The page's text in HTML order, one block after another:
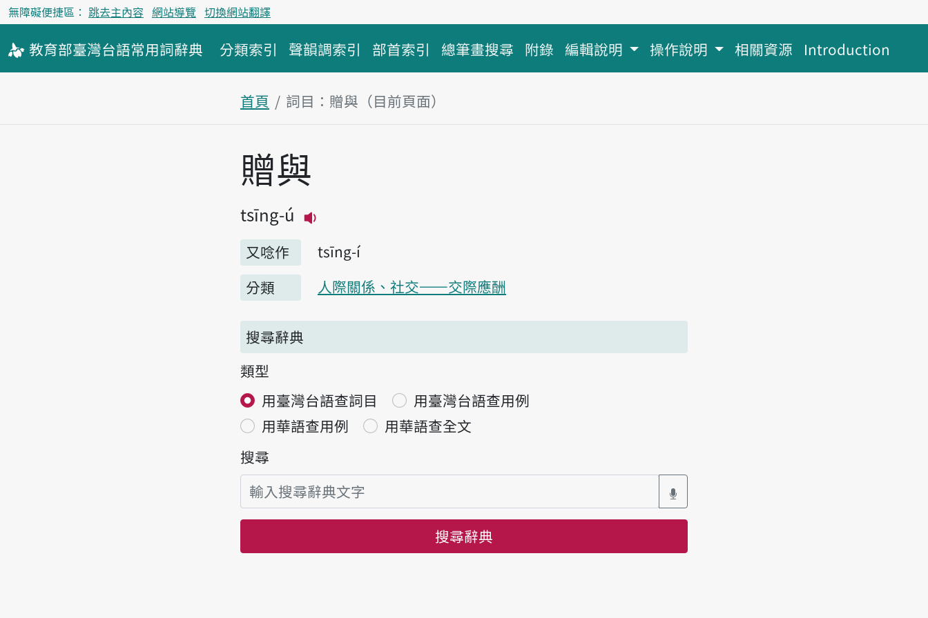
無障礙便捷區： 跳去主內容 網站導覽 切換網站翻譯
教育部臺灣台語常用詞辭典 分類索引 聲韻調索引 部首索引 總筆畫搜尋 附錄 編輯說明 操作說明 相關資源 Introduction
首頁 詞目：贈與（目前頁面）
主內容區塊
贈與
tsīng-ú
又唸作
tsīng-í
分類
人際關係、社交——交際應酬
搜尋辭典
類型
用臺灣台語查詞目
用臺灣台語查用例
用華語查用例
用華語查全文
搜尋
搜尋辭典